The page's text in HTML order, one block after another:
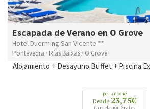
Escapada de Verano en O Grove
Hotel Duerming San Vicente **
Pontevedra · Rías Baixas · O Grove
Alojamiento + Desayuno Buffet + Piscina
pers/noche
Desde 23,75€
Cancelación Gratis